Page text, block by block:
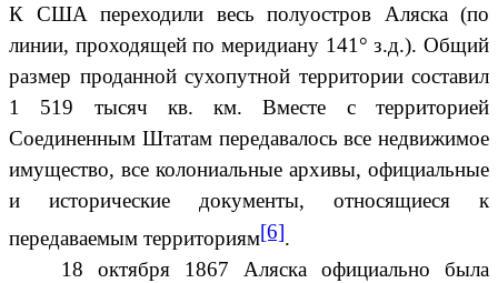
К США переходили весь полуостров Аляска (по
линии, проходящей по меридиану 141° з.д.). Общий
размер проданной сухопутной территории составил
1 519 тысяч кв. км. Вместе с территорией
Соединенным Штатам передавалось все недвижимое
имущество, все колониальные архивы, официальные
и исторические документы, относящиеся к
передаваемым территориям[6].
18 октября 1867 Аляска официально была